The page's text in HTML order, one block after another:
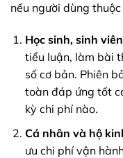
nếu người dùng
Học sinh, sinh
tiểu luận, làm bài
số cơ bản. Phiên
toàn đáp ứng tốt
kỳ chi phí nào.
Cá nhân và hộ
ưu chi phí vận